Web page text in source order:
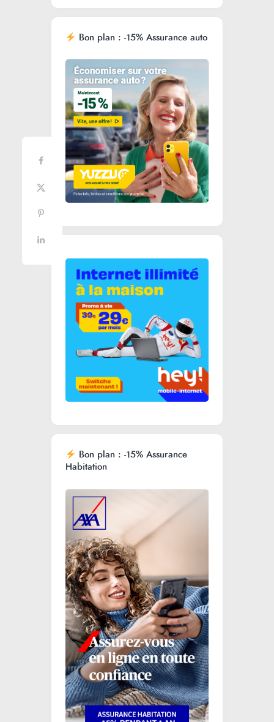
Bon plan : -15% Assurance auto
Bon plan : -15% Assurance
Habitation